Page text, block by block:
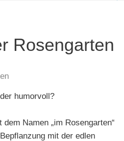
Rosengarten
humorvoll?
Namen „im Rosengarten“
mit der edlen